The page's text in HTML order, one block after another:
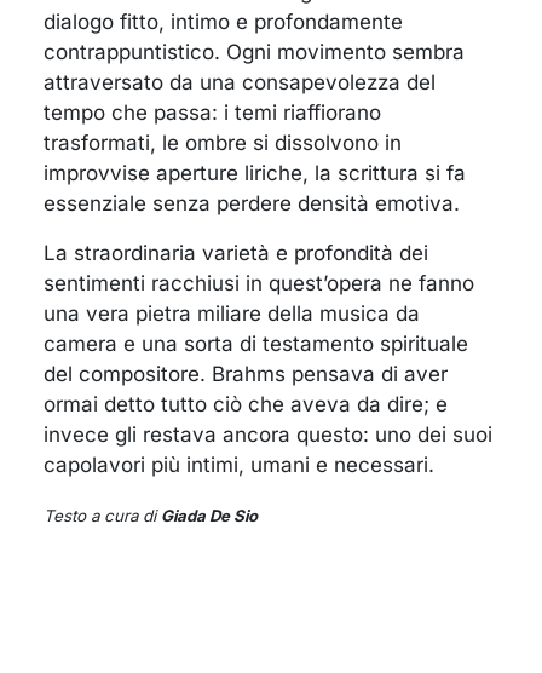
dialogo fitto, intimo e profondamente
contrappuntistico. Ogni movimento sembra
attraversato da una consapevolezza del
tempo che passa: i temi riaffiorano
trasformati, le ombre si dissolvono in
improvvise aperture liriche, la scrittura si fa
essenziale senza perdere densità emotiva.
La straordinaria varietà e profondità dei
sentimenti racchiusi in quest’opera ne fanno
una vera pietra miliare della musica da
camera e una sorta di testamento spirituale
del compositore. Brahms pensava di aver
ormai detto tutto ciò che aveva da dire; e
invece gli restava ancora questo: uno dei suoi
capolavori più intimi, umani e necessari.
Testo a cura diGiada De Sio